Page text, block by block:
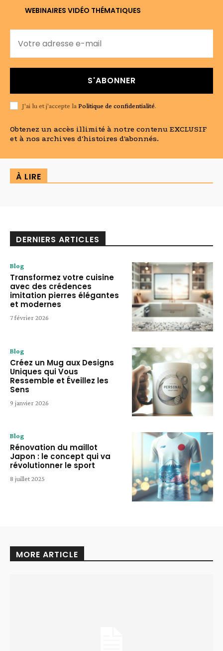
WEBINAIRES VIDÉO THÉMATIQUES
S'ABONNER
J'ai lu et j'accepte la Politique de confidentialité.
Obtenez un accès illimité à notre contenu EXCLUSIF
et à nos archives d'histoires d'abonnés.
À LIRE
DERNIERS ARTICLES
Blog
Transformez votre cuisine
avec des crédences
imitation pierres élégantes
et modernes
7 février 2026
Blog
Créez un Mug aux Designs
Uniques qui Vous
Ressemble et Éveillez les
Sens
9 janvier 2026
Blog
Rénovation du maillot
Japon : le concept qui va
révolutionner le sport
8 juillet 2025
MORE ARTICLE